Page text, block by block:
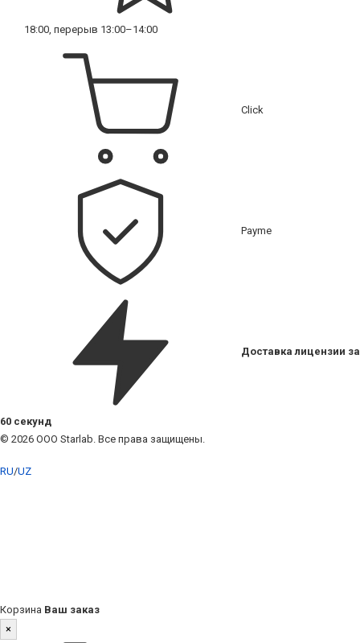
18:00, перерыв 13:00–14:00
Click
Payme
Доставка лицензии за
60 секунд
© 2026 ООО Starlab. Все права защищены.
RU/UZ
Корзина Ваш заказ
×